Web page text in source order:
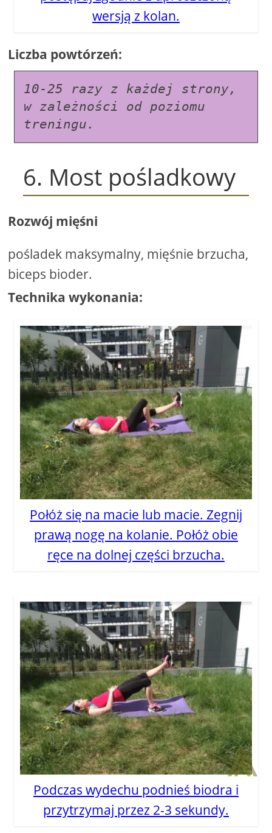
wersją z kolan.
Liczba powtórzeń:
10-25 razy z każdej strony,
w zależności od poziomu
treningu.
6. Most pośladkowy
Rozwój mięśni
pośladek maksymalny, mięśnie brzucha,
biceps bioder.
Technika wykonania:
Połóż się na macie lub macie. Zegnij
prawą nogę na kolanie. Połóż obie
ręce na dolnej części brzucha.
Podczas wydechu podnieś biodra i
przytrzymaj przez 2-3 sekundy.
⩓